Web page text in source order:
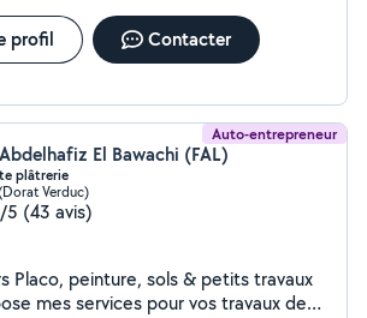
profil Contacter
Auto-entrepreneur
El Bawachi (FAL)
plâtrerie
Verduc)
5 (43 avis)
mes services pour vos travaux de